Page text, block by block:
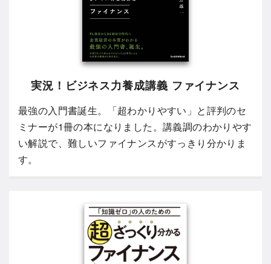
実況！ビジネス力養成講義 ファイナンス
最強の入門書誕生。「超わかりやすい」と評判のセ
ミナーが1冊の本になりました。講義調のわかりやす
い解説で、難しいファイナンスがすっきり分かりま
す。